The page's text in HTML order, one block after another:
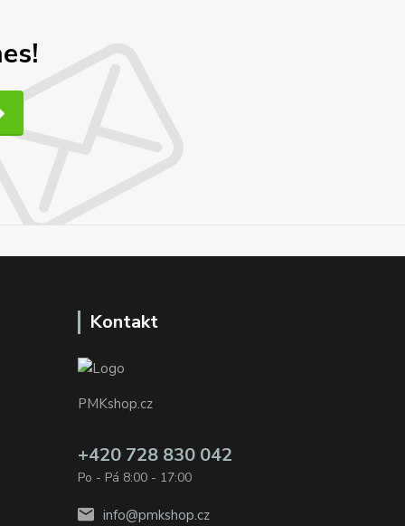
Kontakt
PMKshop.cz
+420 728 830 042
Po - Pá 8:00 - 17:00
info@pmkshop.cz